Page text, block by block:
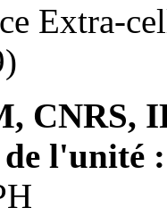
Extra-
CNRS,
de l'unité